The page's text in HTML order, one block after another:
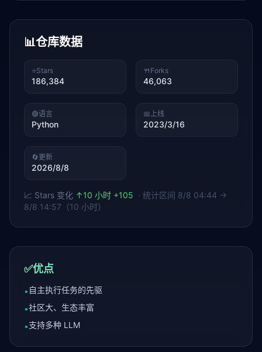
📊仓库数据
⭐Stars
186,384
🍴 Forks
46,063
🟢语言
Python
📅上线
2023/3/16
🔄更新
2026/8/8
📈 Stars 变化 ↑10 小时 +105 · 统计区间 8/8 04:44 →
8/8 14:57（10 小时）
✅优点
• 自主执行任务的先驱
•社区大、生态丰富
•支持多种 LLM